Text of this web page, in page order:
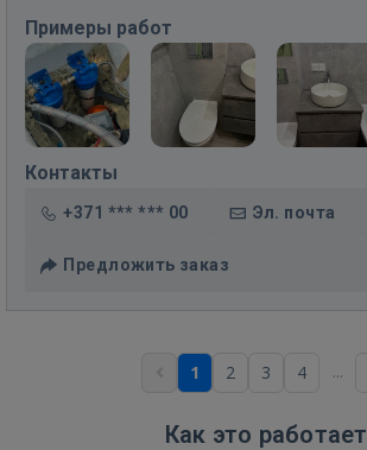
Примеры работ
Контакты
+371 *** *** 00 Эл. почта
Предложить заказ
1 2 3 4 ...
Как это работает